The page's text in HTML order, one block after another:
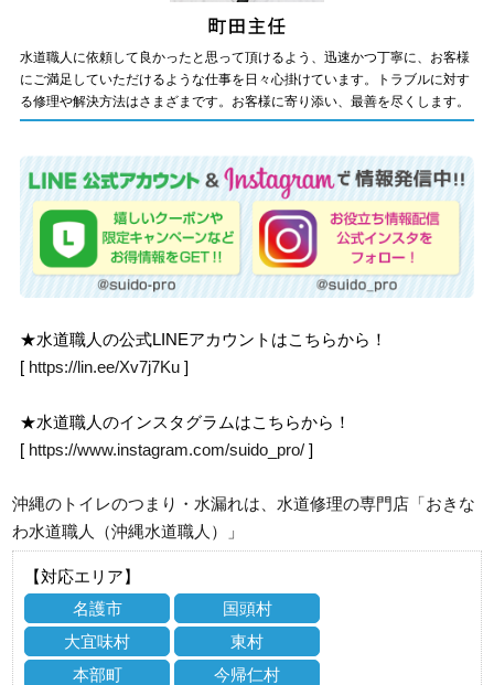
水道職人に依頼して良かったと思って頂けるよう、迅速かつ丁寧に、お客様
にご満足していただけるような仕事を日々心掛けています。トラブルに対す
る修理や解決方法はさまざまです。お客様に寄り添い、最善を尽くします。
★水道職人の公式LINEアカウントはこちらから！
[ https://lin.ee/Xv7j7Ku ]
★水道職人のインスタグラムはこちらから！
[ https://www.instagram.com/suido_pro/ ]
沖縄のトイレのつまり・水漏れは、水道修理の専門店「おきな
わ水道職人（沖縄水道職人）」
【対応エリア】
名護市
国頭村
大宜味村
東村
本部町
今帰仁村